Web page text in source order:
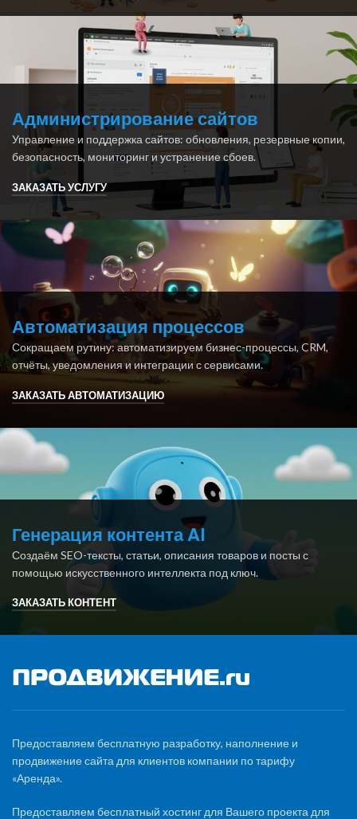
Администрирование сайтов
Управление и поддержка сайтов: обновления, резервные копии,
безопасность, мониторинг и устранение сбоев.
ЗАКАЗАТЬ УСЛУГУ
Автоматизация процессов
Сокращаем рутину: автоматизируем бизнес-процессы, CRM,
отчёты, уведомления и интеграции с сервисами.
ЗАКАЗАТЬ АВТОМАТИЗАЦИЮ
Генерация контента AI
Создаём SEO-тексты, статьи, описания товаров и посты с
помощью искусственного интеллекта под ключ.
ЗАКАЗАТЬ КОНТЕНТ
Предоставляем бесплатную разработку, наполнение и
продвижение сайта для клиентов компании по тарифу
«Аренда».
Предоставляем бесплатный хостинг для Вашего проекта для